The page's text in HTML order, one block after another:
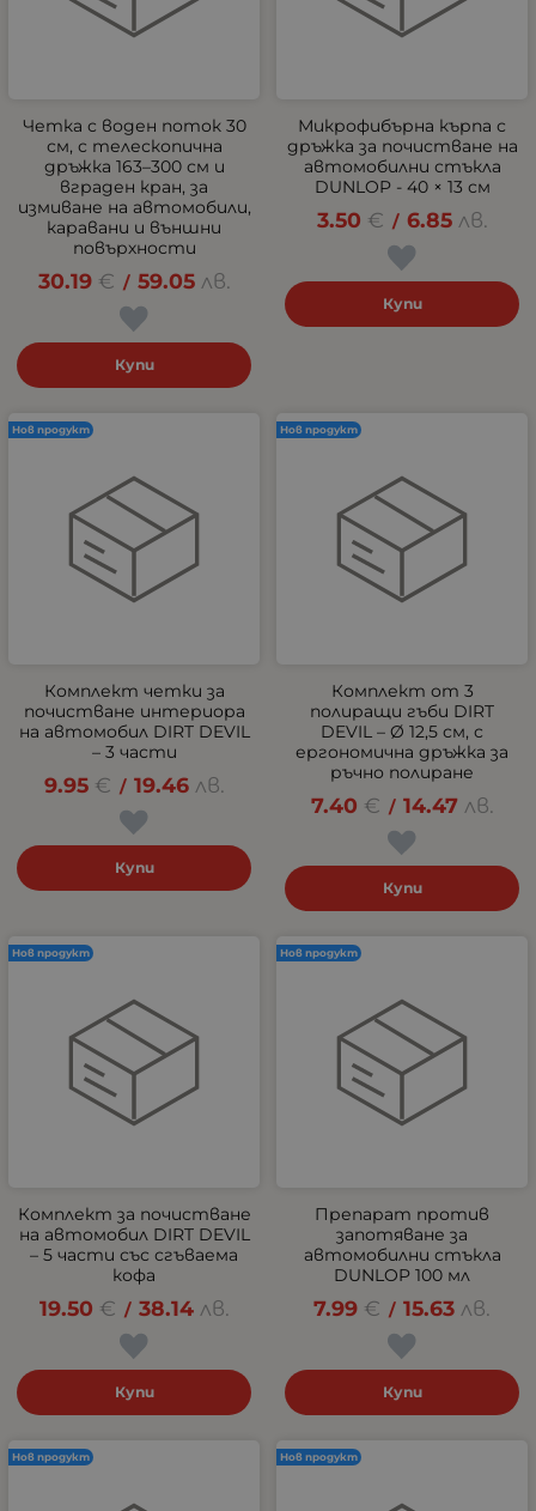
Четка с воден поток 30
см, с телескопична
дръжка 163–300 см и
вграден кран, за
измиване на автомобили,
каравани и външни
повърхности
30.19 € / 59.05 лв.
Купи
Микрофибърна кърпа с
дръжка за почистване на
автомобилни стъкла
DUNLOP - 40 × 13 см
3.50 € / 6.85 лв.
Купи
Комплект четки за
почистване интериора
на автомобил DIRT DEVIL
– 3 части
9.95 € / 19.46 лв.
Купи
Нов продукт
Комплект от 3
полиращи гъби DIRT
DEVIL – Ø 12,5 см, с
ергономична дръжка за
ръчно полиране
7.40 € / 14.47 лв.
Купи
Нов продукт
Комплект за почистване
на автомобил DIRT DEVIL
– 5 части със сгъваема
кофа
19.50 € / 38.14 лв.
Купи
Нов продукт
Препарат против
запотяване за
автомобилни стъкла
DUNLOP 100 мл
7.99 € / 15.63 лв.
Купи
Нов продукт
Нов продукт Нов продукт